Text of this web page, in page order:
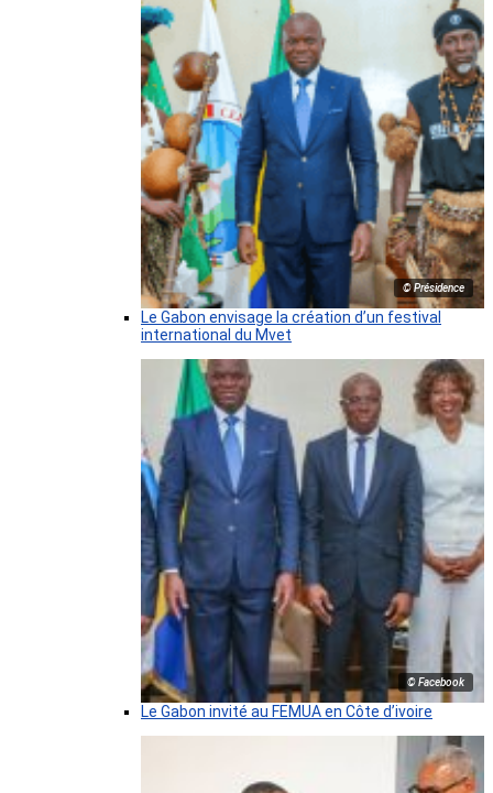
© Présidence
Le Gabon envisage la création d’un festival
international du Mvet
© Facebook
Le Gabon invité au FEMUA en Côte d’ivoire